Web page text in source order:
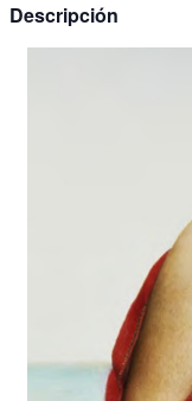
Descripción